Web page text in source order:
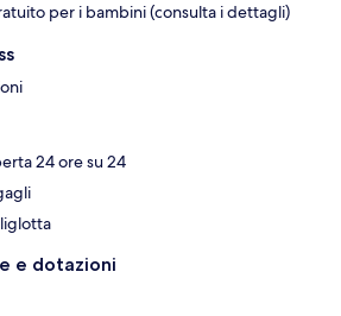
per i bambini (consulta i dettagli)
24 ore su 24
e dotazioni